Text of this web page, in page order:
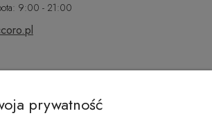
9:00 - 21:00
prywatność